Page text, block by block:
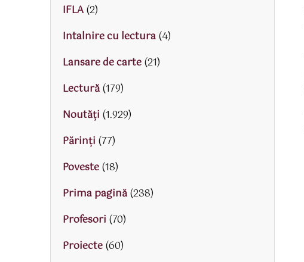
IFLA(2)
Intalnire cu lectura(4)
Lansare de carte(21)
Lectură(179)
Noutăți (1.929)
Părinţi (77)
Poveste(18)
Prima pagină(238)
Profesori (70)
Proiecte(60)